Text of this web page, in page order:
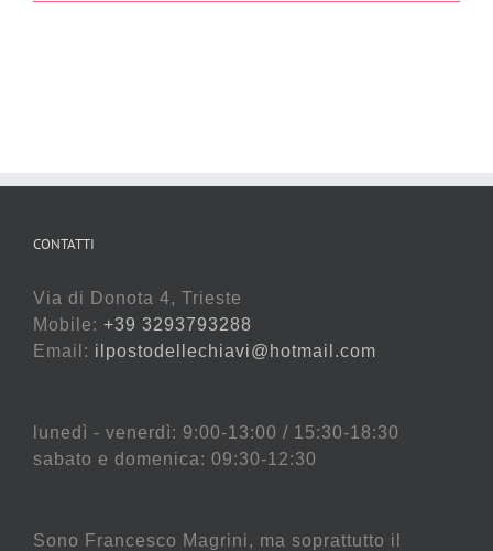
CONTATTI
Via di Donota 4, Trieste
Mobile: +39 3293793288
Email: ilpostodellechiavi@hotmail.com
lunedì - venerdì: 9:00-13:00 / 15:30-18:30
sabato e domenica: 09:30-12:30
Sono Francesco Magrini, ma soprattutto il